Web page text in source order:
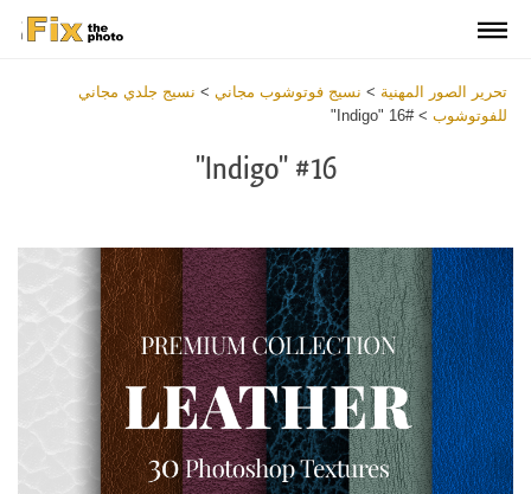
تحرير الصور المهنية > نسيج فوتوشوب مجاني > نسيج جلدي مجاني
للفوتوشوب >
#16 "Indigo"
#16 "Indigo"
Download
Free
Overlay